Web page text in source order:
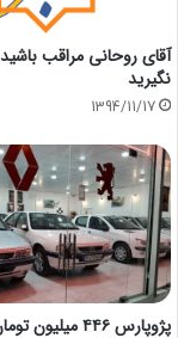
نگیرید
1394/11/17
پژوپارس ۴۴۶